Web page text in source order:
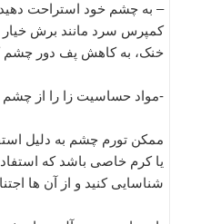
– به چشم خود استراحت
کمپرس سرد مانند برش
خنک، به کاهش پف دور
-مواد حساسیت زا را از چشم
ممکن تورم چشم به دلیل
یا کرم خاصی باشد که
شناسایی کنید و از آن ها